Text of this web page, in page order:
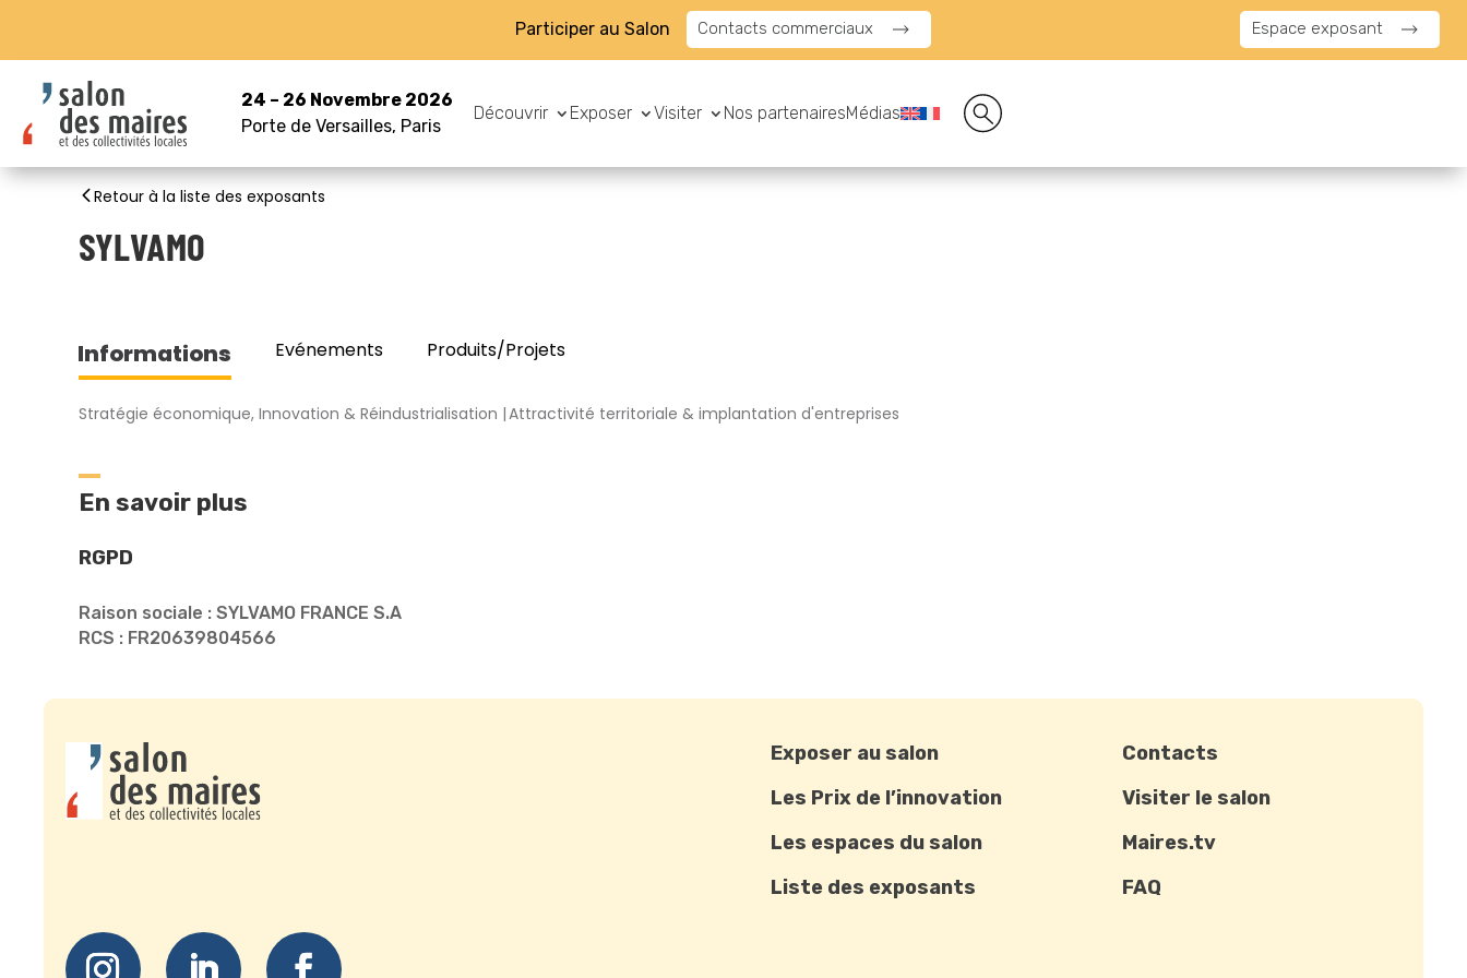
Participer au Salon Contacts commerciaux Espace exposant
24 – 26 Novembre 2026
Porte de Versailles, Paris
Découvrir Exposer Visiter Nos partenairesMédias
Retour à la liste des exposants
SYLVAMO
Informations Evénements Produits/Projets
Stratégie économique, Innovation & Réindustrialisation Attractivité territoriale & implantation d'entreprises
En savoir plus
RGPD
Raison sociale : SYLVAMO FRANCE S.A
RCS : FR20639804566
Exposer au salon
Les Prix de l’innovation
Les espaces du salon
Liste des exposants
Contacts
Visiter le salon
Maires.tv
FAQ